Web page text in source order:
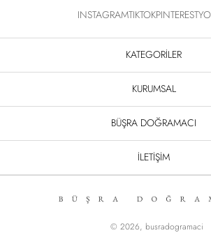
INSTAGRAMTIKTOKPINTEREST
KATEGORİLER
KURUMSAL
BÜŞRA DOĞRAMACI
İLETİŞİM
© 2026, busradogramaci